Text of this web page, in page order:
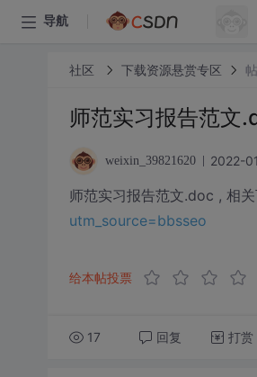
导航
社区 下载资源悬赏专区
师范实习报告范文
weixin_39821620 2022-
师范实习报告范文.doc , 相关
utm_source=bbsseo
给本帖投票
17 回复 打赏